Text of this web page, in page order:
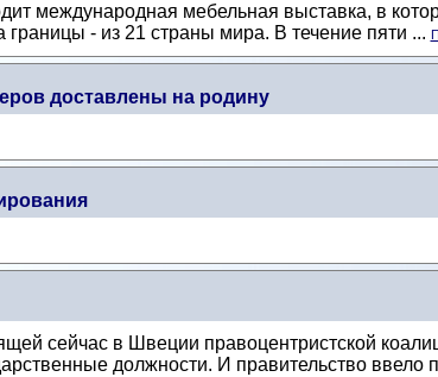
международная мебельная выставка, в
- из 21 страны мира. В течение пяти ...
доставлены на родину
сейчас в Швеции правоцентристской
должности. И правительство ввело